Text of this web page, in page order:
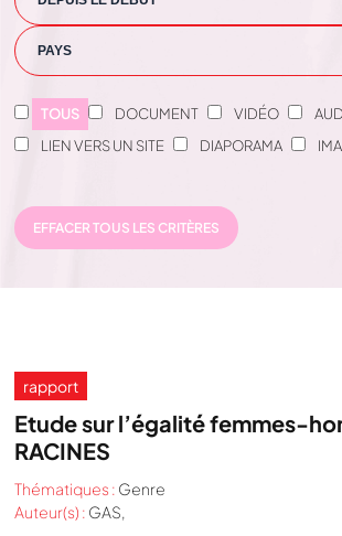
TOUS DOCUMENT VIDÉO
LIEN VERS UN SITE
DIAPORAMA
EFFACER TOUS LES CRITÈRES
rapport
Etude sur l’égalité femmes-
RACINES
Thématiques : Genre
Auteur(s) : GAS,